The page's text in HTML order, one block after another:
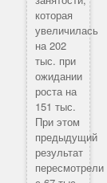
которая
увеличилась
на 202
тыс. при
ожидании
роста на
151 тыс.
При этом
предыдущий
результат
пересмотрели